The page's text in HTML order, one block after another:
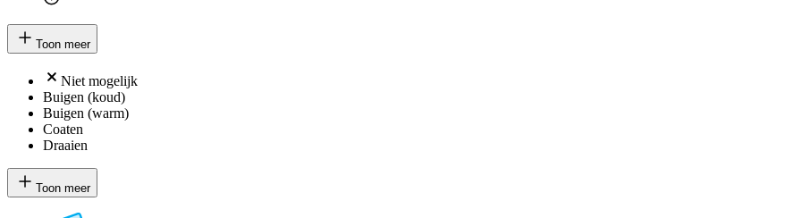
Toon meer
Niet mogelijk
Buigen (koud)
Buigen (warm)
Coaten
Draaien
Toon meer